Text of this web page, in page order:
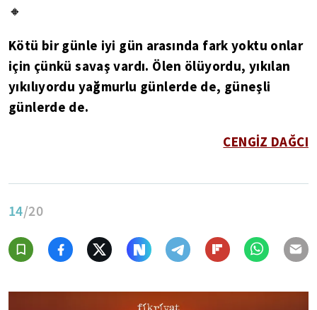
🔸
Kötü bir günle iyi gün arasında fark yoktu onlar
için çünkü savaş vardı. Ölen ölüyordu, yıkılan
yıkılıyordu yağmurlu günlerde de, güneşli
günlerde de.
CENGİZ DAĞCI
14/20